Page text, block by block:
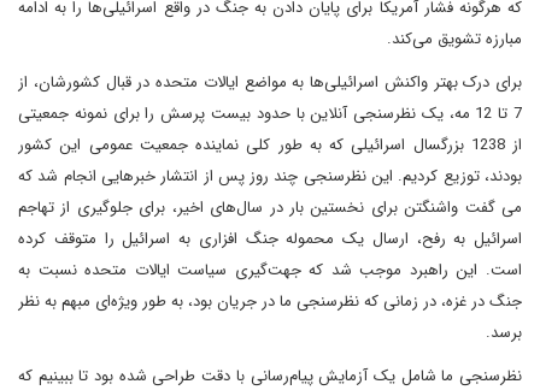
که هرگونه فشار آمریکا برای پایان دادن به جنگ در واقع اسرائیلی‌ها را به ادامه
مبارزه تشویق می‌کند.
برای درک بهتر واکنش اسرائیلی‌ها به مواضع ایالات متحده در قبال کشورشان، از
7 تا 12 مه، یک نظرسنجی آنلاین با حدود بیست پرسش را برای نمونه جمعیتی
از 1238 بزرگسال اسرائیلی که به طور کلی نماینده جمعیت عمومی این کشور
بودند، توزیع کردیم. این نظرسنجی چند روز پس از انتشار خبرهایی انجام شد که
می گفت واشنگتن برای نخستین بار در سال‌های اخیر، برای جلوگیری از تهاجم
اسرائیل به رفح، ارسال یک محموله جنگ افزاری به اسرائیل را متوقف کرده
است. این راهبرد موجب شد که جهت‌گیری سیاست ایالات متحده نسبت به
جنگ در غزه، در زمانی که نظرسنجی ما در جریان بود، به طور ویژه‌ای مبهم به نظر
برسد.
نظرسنجی ما شامل یک آزمایش پیام‌رسانی با دقت طراحی شده بود تا ببینیم که